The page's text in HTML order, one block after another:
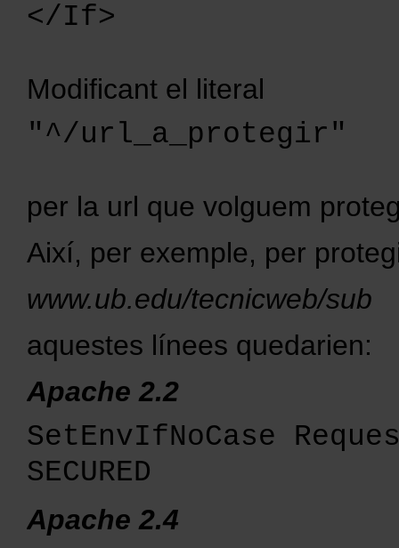
</If>
Modificant el literal
"^/url_a_protegir"
per la url que volguem
Així, per exemple, per
www.ub.edu/tecnicweb/sub
aquestes línees quedarien:
Apache 2.2
SetEnvIfNoCase
SECURED
Apache 2.4